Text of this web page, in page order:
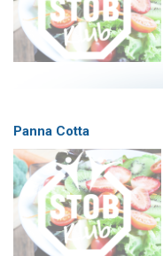
Panna Cotta